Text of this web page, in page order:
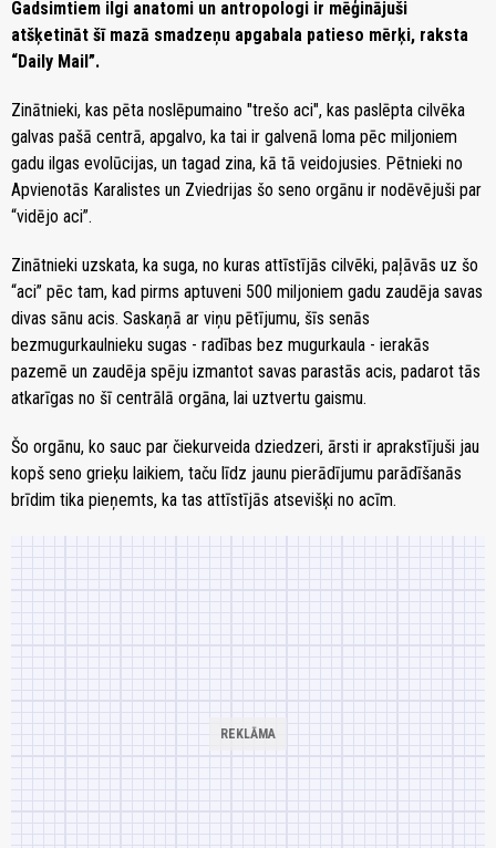
Gadsimtiem ilgi anatomi un antropologi ir mēģinājuši
atšķetināt šī mazā smadzeņu apgabala patieso mērķi, raksta
“Daily Mail”.
Zinātnieki, kas pēta noslēpumaino "trešo aci", kas paslēpta cilvēka
galvas pašā centrā, apgalvo, ka tai ir galvenā loma pēc miljoniem
gadu ilgas evolūcijas, un tagad zina, kā tā veidojusies. Pētnieki no
Apvienotās Karalistes un Zviedrijas šo seno orgānu ir nodēvējuši par
“vidējo aci”.
Zinātnieki uzskata, ka suga, no kuras attīstījās cilvēki, paļāvās uz šo
“aci” pēc tam, kad pirms aptuveni 500 miljoniem gadu zaudēja savas
divas sānu acis. Saskaņā ar viņu pētījumu, šīs senās
bezmugurkaulnieku sugas - radības bez mugurkaula - ierakās
pazemē un zaudēja spēju izmantot savas parastās acis, padarot tās
atkarīgas no šī centrālā orgāna, lai uztvertu gaismu.
Šo orgānu, ko sauc par čiekurveida dziedzeri, ārsti ir aprakstījuši jau
kopš seno grieķu laikiem, taču līdz jaunu pierādījumu parādīšanās
brīdim tika pieņemts, ka tas attīstījās atsevišķi no acīm.